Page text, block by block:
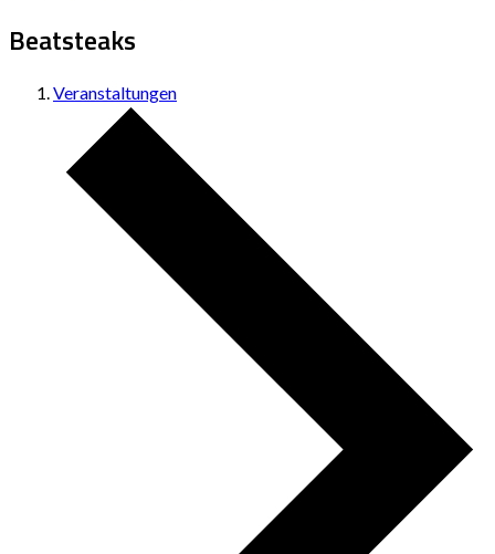
Beatsteaks
Veranstaltungen